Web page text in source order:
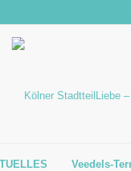
Veedels-